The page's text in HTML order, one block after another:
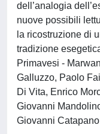
dell’analogia
nuove possibili
la ricostruzione di
tradizione
Primavesi -
Galluzzo, Paolo
Di Vita, Enrico
Giovanni
Giovanni